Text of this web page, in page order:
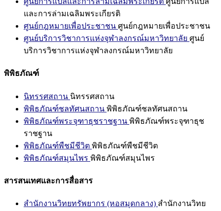
และการล่ามเฉลิมพระเกียรติ
ศูนย์กฎหมายเพื่อประชาชน ศูนย์กฎหมายเพื่อประชาชน
ศูนย์บริการวิชาการแห่งจุฬาลงกรณ์มหาวิทยาลัย ศูนย์
บริการวิชาการแห่งจุฬาลงกรณ์มหาวิทยาลัย
พิพิธภัณฑ์
นิทรรศสถาน นิทรรศสถาน
พิพิธภัณฑ์ชลทัศนสถาน พิพิธภัณฑ์ชลทัศนสถาน
พิพิธภัณฑ์พระจุฑาธุชราชฐาน พิพิธภัณฑ์พระจุฑาธุช
ราชฐาน
พิพิธภัณฑ์พืชมีชีวิต พิพิธภัณฑ์พืชมีชีวิต
พิพิธภัณฑ์สมุนไพร พิพิธภัณฑ์สมุนไพร
สารสนเทศและการสื่อสาร
สำนักงานวิทยทรัพยากร (หอสมุดกลาง) สำนักงานวิทย